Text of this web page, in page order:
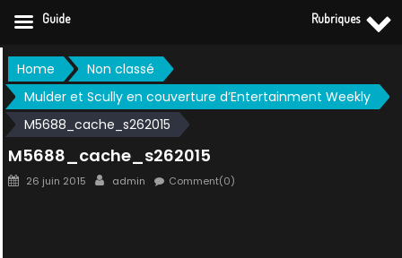
Skip
to
content
Home
Non classé
Mulder et Scully en couverture d’Entertainment Weekly
M5688_cache_s262015
M5688_cache_s262015
Posted
26 juin 2015 Author
admin Comment(0)
Guide Rubriques